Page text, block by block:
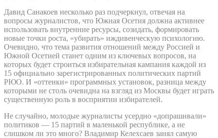
Давид Санакоев несколько раз подчеркнул, отвечая на
вопросы журналистов, что Южная Осетия должна активнее
использовать внутренние ресурсы, созидать, формировать
новые точки роста, «убирать» иждивенческую психологию.
Очевидно, что тема развития отношений между Россией и
Южной Осетией станет одним из ключевых вопросов, на
которых будет строиться избирательная кампания каждой из
15 официально зарегистрированных политических партий
РЮО. И «оттенки» программных установок, разница между
которыми не столь очевидна на взгляд из Москвы будет играть
существенную роль в восприятии избирателей.
Не случайно, молодые журналисты усердно «допрашивали»
политиков — 15 партий в маленькой республике, а не
слишком ли это много? Владимир Келехсаев занял самую